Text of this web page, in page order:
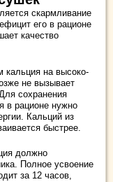
скармливание
его в рационе
качество
кальция на высоко-
не вызывает
сохранения
в рационе нужно
Кальций из
быстрее.
должно
Полное усвоение
за 12 часов,